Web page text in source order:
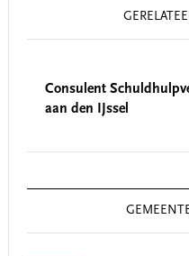
Consulent
aan den IJssel